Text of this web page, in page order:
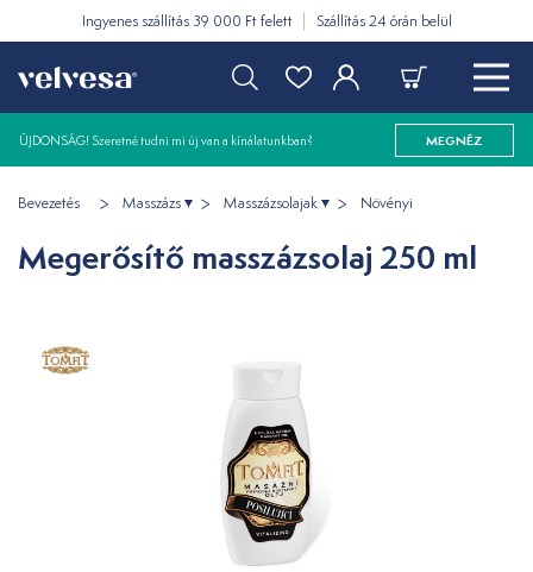
Ingyenes szállítás 39 000 Ft felett Szállítás 24 órán belül
ÚJDONSÁG! Szeretné tudni mi új van a kínálatunkban? MEGNÉZ
Bevezetés Masszázs Masszázsolajak Növényi
Megerősítő masszázsolaj 250 ml